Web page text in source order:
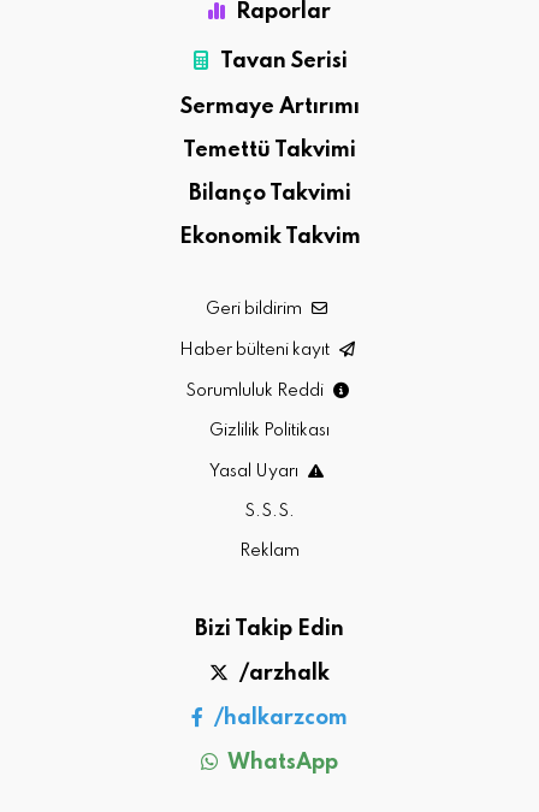
Raporlar
Tavan Serisi
Sermaye Artırımı
Temettü Takvimi
Bilanço Takvimi
Ekonomik Takvim
Geri bildirim
Haber bülteni kayıt
Sorumluluk Reddi
Gizlilik Politikası
Yasal Uyarı
S.S.S.
Reklam
Bizi Takip Edin
/arzhalk
/halkarzcom
WhatsApp